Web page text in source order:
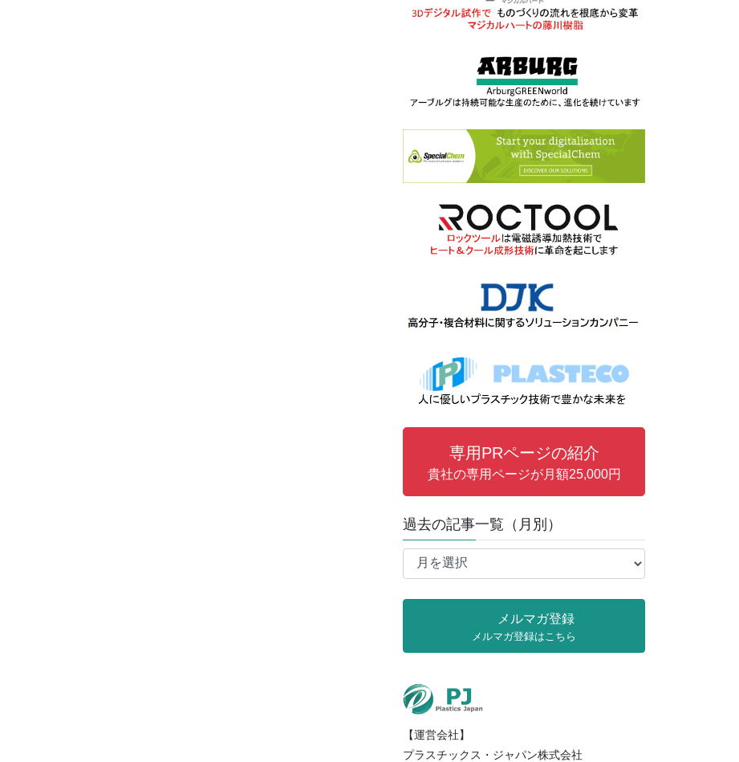
専用PRページの紹介
貴社の専用ページが月額25,000円
過去の記事一覧（月別）
過
（月
別）
メルマガ登録
メルマガ登録はこちら
【運営会社】
プラスチックス・ジャパン株式会社